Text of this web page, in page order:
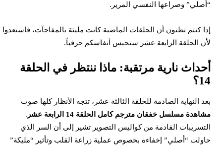
وصراعها النفسي المرير.
كنتم تظنون أن الحلقات الماضية كانت مليئة بالمفاجآت، فاستعدوا
الحلقة الرابعة عشر ستحبس أنفاسكم حرفياً.
نارية مرتقبة: ماذا ننتظر في الحلقة
النهاية الصادمة للحلقة الثالثة عشر، تتجه الأنظار كلها صوب
مسلسل خفقان مترجم كامل الحلقة 14 الرابعة عشر
.
القادمة من كواليس التصوير تشير إلى أن السر الذي
“أصلي” إخفاءه بخصوص عملية زراعة القلب وتأثير “مليكة”